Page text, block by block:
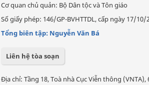
Cơ quan chủ quản: Bộ Dân tộc và Tôn giáo
Số giấy phép: 146/GP-BVHTTDL, cấp ngày 17/10/
Tổng biên tập: Nguyễn Văn Bá
Liên hệ tòa soạn
Địa chỉ: Tầng 18, Toà nhà Cục Viễn thông